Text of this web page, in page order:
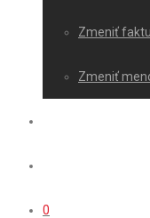
Zmeniť
Zmeniť
0